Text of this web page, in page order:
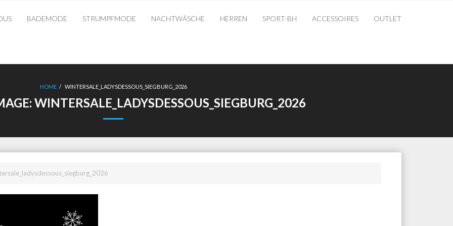
BADEMODE STRUMPFMODE NACHTWÄSCHE HERREN SPORT-BH ACCESSOIRES OUTLET
HOME / WINTERSALE_LADYSDESSOUS_SIEGBURG_2026
WINTERSALE_LADYSDESSOUS_SIEGBURG_2026